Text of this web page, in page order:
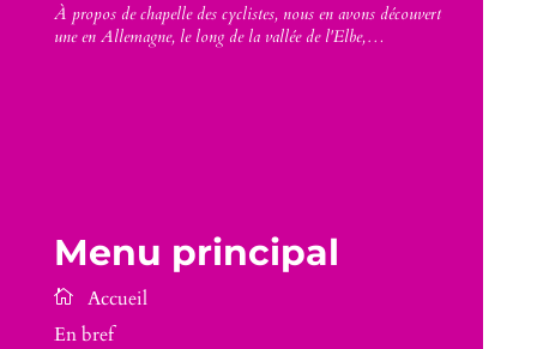
À propos de chapelle des cyclistes, nous en avons découvert
une en Allemagne, le long de la vallée de l'Elbe,…
Menu principal
En bref